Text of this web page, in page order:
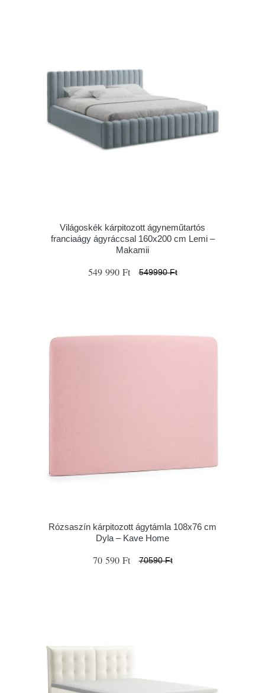
Világoskék kárpitozott ágyneműtartós
franciaágy ágyráccsal 160x200 cm Lemi –
Makamii
549 990 Ft 549990 Ft
Rózsaszín kárpitozott ágytámla 108x76 cm
Dyla – Kave Home
70 590 Ft 70590 Ft